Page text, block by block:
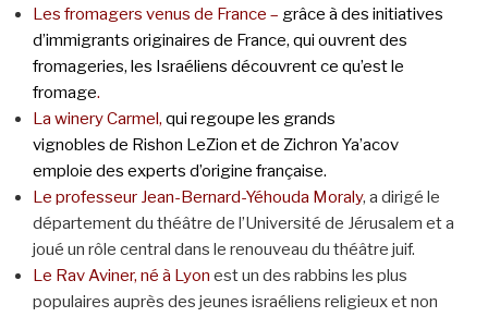
Les fromagers venus de France – grâce à des initiatives
d’immigrants originaires de France, qui ouvrent des
fromageries, les Israéliens découvrent ce qu’est le
fromage.
La winery Carmel, qui regoupe les grands
vignobles de Rishon LeZion et de Zichron Ya’acov
emploie des experts d’origine française.
Le professeur Jean-Bernard-Yéhouda Moraly, a dirigé le
département du théâtre de l’Université de Jérusalem et a
joué un rôle central dans le renouveau du théâtre juif.
Le Rav Aviner, né à Lyon est un des rabbins les plus
populaires auprès des jeunes israéliens religieux et non